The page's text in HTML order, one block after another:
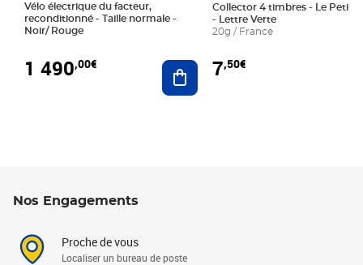
Vélo électrique du facteur,
reconditionné - Taille normale -
Noir/ Rouge
1 490,00€ Ajouter au panier
Collector 4 timbres - Le Petit
- Lettre Verte
20g / France
7,50€
Nos Engagements
Proche de vous
Localiser un bureau de poste